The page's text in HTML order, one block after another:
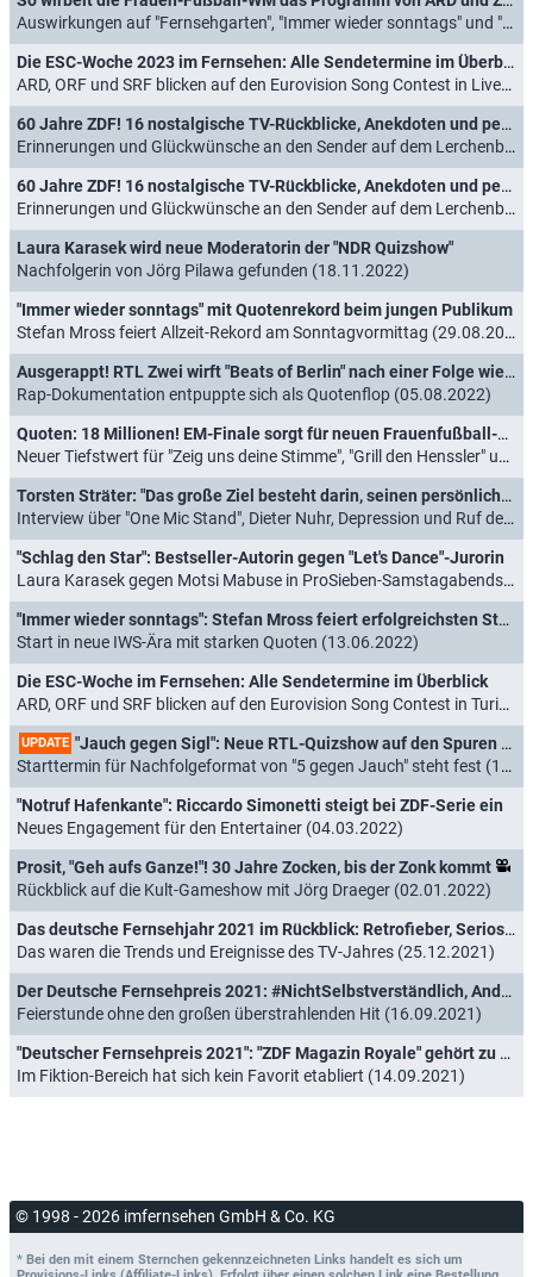
Auswirkungen auf "Fernsehgarten", "Immer wieder sonntags" und "Live nach Neun" (26.06.2023)
Die ESC-Woche 2023 im Fernsehen: Alle Sendetermine im Überblick
ARD, ORF und SRF blicken auf den Eurovision Song Contest in Liverpool (06.05.2023)
60 Jahre ZDF! 16 nostalgische TV-Rückblicke, Anekdoten und persönliche Geschichten
Erinnerungen und Glückwünsche an den Sender auf dem Lerchenberg (31.03.2023)
60 Jahre ZDF! 16 nostalgische TV-Rückblicke, Anekdoten und persönliche Geschichten
Erinnerungen und Glückwünsche an den Sender auf dem Lerchenberg (31.03.2023)
Laura Karasek wird neue Moderatorin der "NDR Quizshow"
Nachfolgerin von Jörg Pilawa gefunden (18.11.2022)
"Immer wieder sonntags" mit Quotenrekord beim jungen Publikum
Stefan Mross feiert Allzeit-Rekord am Sonntagvormittag (29.08.2022)
Ausgerappt! RTL Zwei wirft "Beats of Berlin" nach einer Folge wieder raus
Rap-Dokumentation entpuppte sich als Quotenflop (05.08.2022)
Quoten: 18 Millionen! EM-Finale sorgt für neuen Frauenfußball-Rekord
Neuer Tiefstwert für "Zeig uns deine Stimme", "Grill den Henssler" und "Traumschiff" halten sich schadlos (01.08.2022)
Torsten Sträter: "Das große Ziel besteht darin, seinen persönlichen Karriereabstieg zu verlangsamen"
Interview über "One Mic Stand", Dieter Nuhr, Depression und Ruf der deutschen Comedy (14.07.2022)
"Schlag den Star": Bestseller-Autorin gegen "Let's Dance"-Jurorin
Laura Karasek gegen Motsi Mabuse in ProSieben-Samstagabendshow (10.07.2022)
"Immer wieder sonntags": Stefan Mross feiert erfolgreichsten Staffelauftakt
Start in neue IWS-Ära mit starken Quoten (13.06.2022)
Die ESC-Woche im Fernsehen: Alle Sendetermine im Überblick
ARD, ORF und SRF blicken auf den Eurovision Song Contest in Turin (07.05.2022)
UPDATE "Jauch gegen Sigl": Neue RTL-Quizshow auf den Spuren von "Wer weiß denn sowas?"
Starttermin für Nachfolgeformat von "5 gegen Jauch" steht fest (15.03.2022)
"Notruf Hafenkante": Riccardo Simonetti steigt bei ZDF-Serie ein
Neues Engagement für den Entertainer (04.03.2022)
Prosit, "Geh aufs Ganze!"! 30 Jahre Zocken, bis der Zonk kommt
Rückblick auf die Kult-Gameshow mit Jörg Draeger (02.01.2022)
Das deutsche Fernsehjahr 2021 im Rückblick: Retrofieber, Seriositätsoffensive und Wahl-TV XXL
Das waren die Trends und Ereignisse des TV-Jahres (25.12.2021)
Der Deutsche Fernsehpreis 2021: #NichtSelbstverständlich, Andrea Kiewel, "Para - Wir sind King" und die ARD gewinnen
Feierstunde ohne den großen überstrahlenden Hit (16.09.2021)
"Deutscher Fernsehpreis 2021": "ZDF Magazin Royale" gehört zu den ersten Gewinnern
Im Fiktion-Bereich hat sich kein Favorit etabliert (14.09.2021)
© 1998 - 2026 imfernsehen GmbH & Co. KG
* Bei den mit einem Sternchen gekennzeichneten Links handelt es sich um